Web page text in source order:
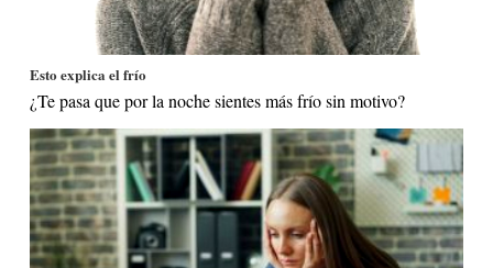
Esto explica el frío
¿Te pasa que por la noche sientes más frío sin motivo?